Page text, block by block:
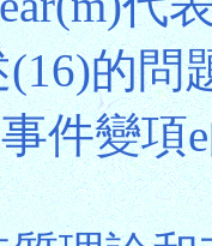
的問
件變項